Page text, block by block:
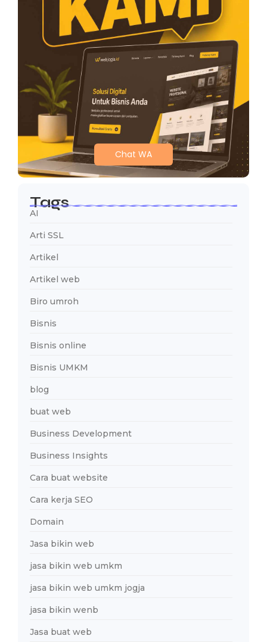
Chat WA
Tags
AI
Arti SSL
Artikel
Artikel web
Biro umroh
Bisnis
Bisnis online
Bisnis UMKM
blog
buat web
Business Development
Business Insights
Cara buat website
Cara kerja SEO
Domain
Jasa bikin web
jasa bikin web umkm
jasa bikin web umkm jogja
jasa bikin wenb
Jasa buat web